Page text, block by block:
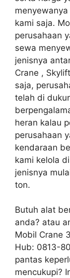
kami saja.
perusahaan
sewa
jenisnya
Crane ,
saja,
telah di
heran kalau
perusahaan
kendaraan
kami kelola
jenisnya
ton.
Butuh alat
anda? atau
Mobil Crane
Hub: 0813-
pantas
mencukupi?